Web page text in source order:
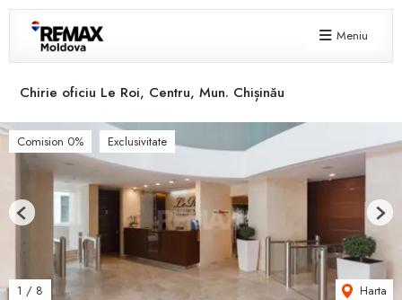
Meniu
Chirie oficiu Le Roi, Centru, Mun. Chișinău
Comision 0% Exclusivitate
1 / 8 Harta
Previous Next